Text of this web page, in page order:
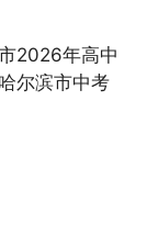
2026年高中
尔滨市中考